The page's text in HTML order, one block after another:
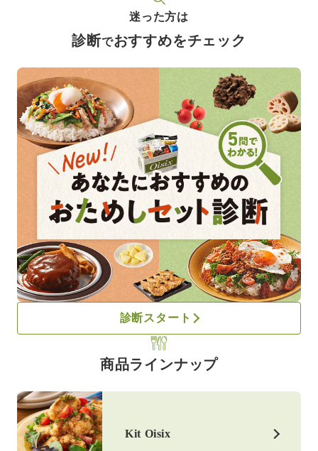
迷った方は
診断でおすすめをチェック
診断スタート
商品ラインナップ
Kit Oisix